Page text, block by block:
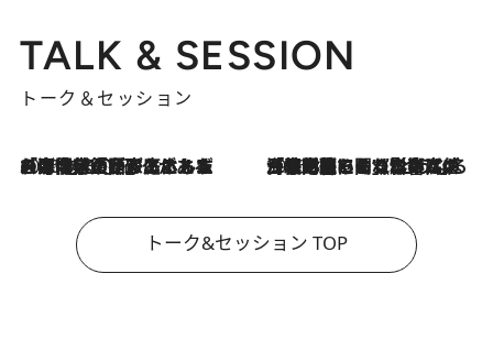
TALK & SESSION
トーク＆セッション
2026.8.3
「今後値上げがあるとすれば…」「リスクがあるのは今年の冬」エネルギー専門家が語る、ホルムズ海峡封鎖が家庭にもたらす“ある心配” 2026.8.3
「住宅建てられない…」「サーチャージ料の高値が続いている」ホルムズ海峡封鎖による影響はいつまで続く？《エネルギー専門家に聞く“どうなる日本の暮らし”》
トーク&セッション TOP